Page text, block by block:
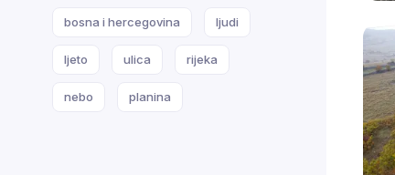
bosna i hercegovina ljudi
ljeto ulica rijeka
nebo planina